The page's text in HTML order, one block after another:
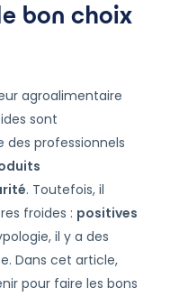
bon choix
agroalimentaire
sont
des professionnels
. Toutefois, il
froides : positives
il y a des
Dans cet article,
pour faire les bons